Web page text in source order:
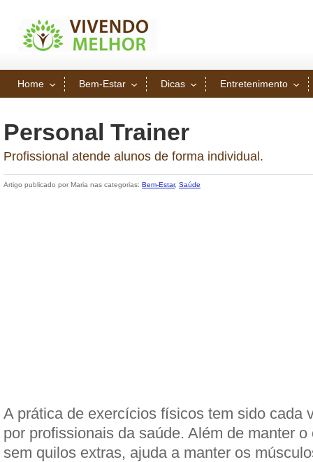
Home Bem-Estar Dicas Entretenimento
Personal Trainer
Profissional atende alunos de forma individual.
Artigo publicado por Maria nas categorias: Bem-Estar, Saúde
A prática de exercícios físicos tem sido cada
por profissionais da saúde. Além de manter o
sem quilos extras, ajuda a manter os